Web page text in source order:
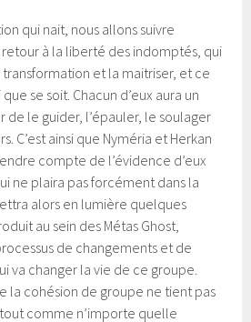
qui nait, nous allons suivre
à la liberté des indomptés, qui
et la maitriser, et ce
se soit. Chacun d’eux aura un
de le guider, l’épauler, le soulager
C’est ainsi que Nyméria et Herkan
compte de l’évidence d’eux
ne plaira pas forcément dans la
alors en lumière quelques
au sein des Métas Ghost,
de changements et de
va changer la vie de ce groupe.
la cohésion de groupe ne tient pas
comme n’importe quelle